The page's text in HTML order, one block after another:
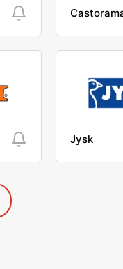
Jysk